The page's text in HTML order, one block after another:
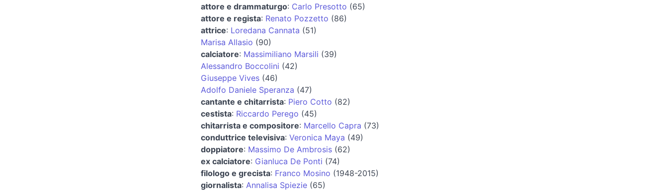
attore e drammaturgo: Carlo Presotto (65)
attore e regista: Renato Pozzetto (86)
attrice: Loredana Cannata (51)
Marisa Allasio (90)
calciatore: Massimiliano Marsili (39)
Alessandro Boccolini (42)
Giuseppe Vives (46)
Adolfo Daniele Speranza (47)
cantante e chitarrista: Piero Cotto (82)
cestista: Riccardo Perego (45)
chitarrista e compositore: Marcello Capra (73)
conduttrice televisiva: Veronica Maya (49)
doppiatore: Massimo De Ambrosis (62)
ex calciatore: Gianluca De Ponti (74)
filologo e grecista: Franco Mosino (1948-2015)
giornalista: Annalisa Spiezie (65)